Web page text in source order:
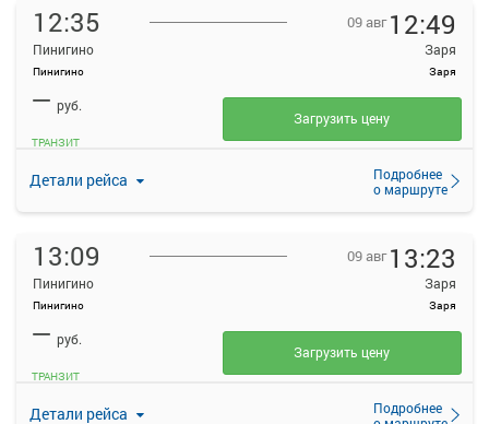
12:35
Пинигино
Пинигино
09 авг 12:49
Заря
Заря
Детали рейса
Подробнее
о маршруте
— руб.
ТРАНЗИТ
Загрузить цену
13:09
Пинигино
Пинигино
09 авг 13:23
Заря
Заря
Детали рейса
Подробнее
— руб.
ТРАНЗИТ
Загрузить цену